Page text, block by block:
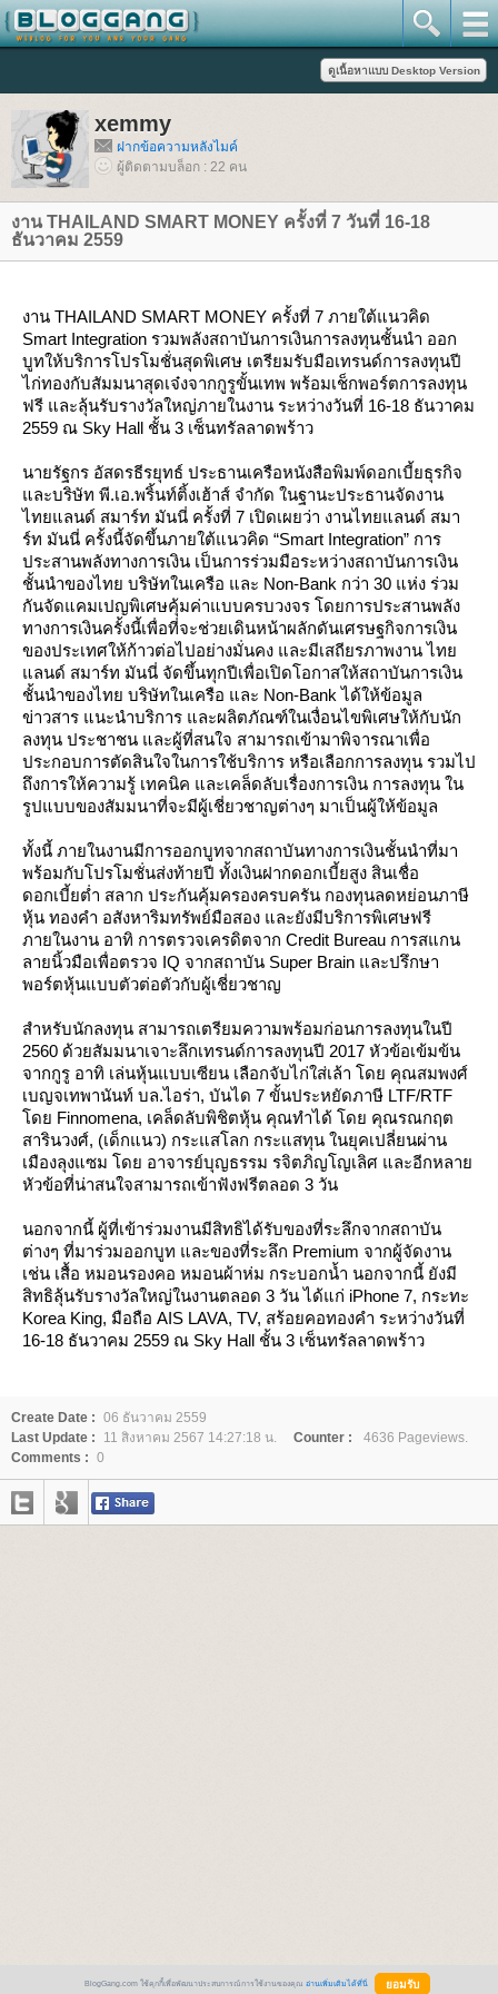
xemmy
ฝากข้อความหลังไมค์
ผู้ติดตามบล็อก : 22 คน
งาน THAILAND SMART MONEY ครั้งที่ 7 วันที่ 16-18
ธันวาคม 2559
งาน THAILAND SMART MONEY ครั้งที่ 7 ภายใต้แนวคิด
Smart Integration รวมพลังสถาบันการเงินการลงทุนชั้นนำ ออก
บูทให้บริการโปรโมชั่นสุดพิเศษ เตรียมรับมือเทรนด์การลงทุนปี
ไก่ทองกับสัมมนาสุดเจ๋งจากกูรูขั้นเทพ พร้อมเช็กพอร์ตการลงทุน
ฟรี และลุ้นรับรางวัลใหญ่ภายในงาน ระหว่างวันที่ 16-18 ธันวาคม
2559 ณ Sky Hall ชั้น 3 เซ็นทรัลลาดพร้าว
นายรัฐกร อัสดรธีรยุทธ์ ประธานเครือหนังสือพิมพ์ดอกเบี้ยธุรกิจ
ละบริษัท พี.เอ.พริ้นท์ติ้งเฮ้าส์ จำกัด ในฐานะประธานจัดงาน
ไทยแลนด์ สมาร์ท มันนี่ ครั้งที่ 7 เปิดเผยว่า งานไทยแลนด์ สมา
ร์ท มันนี่ ครั้งนี้จัดขึ้นภายใต้แนวคิด “Smart Integration” การ
ประสานพลังทางการเงิน เป็นการร่วมมือระหว่างสถาบันการเงิน
ชั้นนำของไทย บริษัทในเครือ และ Non-Bank กว่า 30 แห่ง ร่วม
กันจัดแคมเปญพิเศษคุ้มค่าแบบครบวงจร โดยการประสานพลัง
ทางการเงินครั้งนี้เพื่อที่จะช่วยเดินหน้าผลักดันเศรษฐกิจการเงิน
ของประเทศให้ก้าวต่อไปอย่างมั่นคง และมีเสถียรภาพงาน ไท
ลนด์ สมาร์ท มันนี่ จัดขึ้นทุกปีเพื่อเปิดโอกาสให้สถาบันการเงิน
ชั้นนำของไทย บริษัทในเครือ และ Non-Bank ได้ให้ข้อมูล
ข่าวสาร แนะนำบริการ และผลิตภัณฑ์ในเงื่อนไขพิเศษให้กับนัก
ลงทุน ประชาชน และผู้ที่สนใจ สามารถเข้ามาพิจารณาเพื่อ
ประกอบการตัดสินใจในการใช้บริการ หรือเลือกการลงทุน รวมไป
ถึงการให้ความรู้ เทคนิค และเคล็ดลับเรื่องการเงิน การลงทุน ใน
รูปแบบของสัมมนาที่จะมีผู้เชี่ยวชาญต่างๆ มาเป็นผู้ให้ข้อมูล
ทั้งนี้ ภายในงานมีการออกบูทจากสถาบันทางการเงินชั้นนำที่มา
พร้อมกับโปรโมชั่นส่งท้ายปี ทั้งเงินฝากดอกเบี้ยสูง สินเชื่อ
ดอกเบี้ยต่ำ สลาก ประกันคุ้มครองครบครัน กองทุนลดหย่อนภาษี
หุ้น ทองคำ อสังหาริมทรัพย์มือสอง และยังมีบริการพิเศษฟรี
ภายในงาน อาทิ การตรวจเครดิตจาก Credit Bureau การสแกน
ลายนิ้วมือเพื่อตรวจ IQ จากสถาบัน Super Brain และปรึกษา
พอร์ตหุ้นแบบตัวต่อตัวกับผู้เชี่ยวชาญ
สำหรับนักลงทุน สามารถเตรียมความพร้อมก่อนการลงทุนในปี
2560 ด้วยสัมมนาเจาะลึกเทรนด์การลงทุนปี 2017 หัวข้อเข้มข้น
จากกูรู อาทิ เล่นหุ้นแบบเซียน เลือกจับไก่ใส่เล้า โดย คุณสมพงศ์
เบญจเทพานันท์ บล.ไอร่า, บันได 7 ขั้นประหยัดภาษี LTF/RTF
ดย Finnomena, เคล็ดลับพิชิตหุ้น คุณทำได้ โดย คุณรณกฤต
สารินวงศ์, (เด็กแนว) กระแสโลก กระแสทุน ในยุคเปลี่ยนผ่าน
เมืองลุงแซม โดย อาจารย์บุญธรรม รจิตภิญโญเลิศ และอีกหลา
หัวข้อที่น่าสนใจสามารถเข้าฟังฟรีตลอด 3 วัน
นอกจากนี้ ผู้ที่เข้าร่วมงานมีสิทธิได้รับของที่ระลึกจากสถาบัน
ต่างๆ ที่มาร่วมออกบูท และของที่ระลึก Premium จากผู้จัดงาน
เช่น เสื้อ หมอนรองคอ หมอนผ้าห่ม กระบอกน้ำ นอกจากนี้ ยังมี
สิทธิลุ้นรับรางวัลใหญ่ในงานตลอด 3 วัน ได้แก่ iPhone 7, กระทะ
Korea King, มือถือ AIS LAVA, TV, สร้อยคอทองคำ ระหว่างวันที่
16-18 ธันวาคม 2559 ณ Sky Hall ชั้น 3 เซ็นทรัลลาดพร้าว
Create Date : 06 ธันวาคม 2559
Last Update :
11 สิงหาคม 2567 14:27:18 น. Counter :
4636 Pageviews.
Comments : 0
BlogGang.com ใช้คุกกี้เพื่อพัฒนาประสบการณ์การใช้งานของคุณ อ่านเพิ่มเติมได้ที่นี่